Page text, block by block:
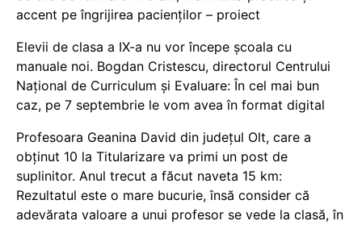
accent pe îngrijirea pacienților – proiect
Elevii de clasa a IX-a nu vor începe școala cu
manuale noi. Bogdan Cristescu, directorul Centrului
Național de Curriculum și Evaluare: În cel mai bun
caz, pe 7 septembrie le vom avea în format digital
Profesoara Geanina David din județul Olt, care a
obținut 10 la Titularizare va primi un post de
suplinitor. Anul trecut a făcut naveta 15 km:
Rezultatul este o mare bucurie, însă consider că
adevărata valoare a unui profesor se vede la clasă, în